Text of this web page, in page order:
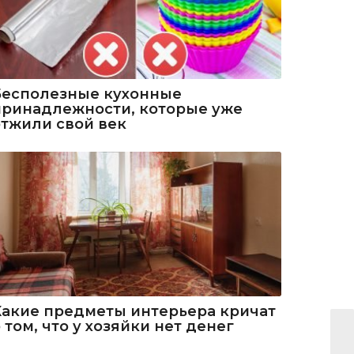
кухонные
которые уже
свой век
предметы интерьера кричат
том, что у хозяйки нет денег